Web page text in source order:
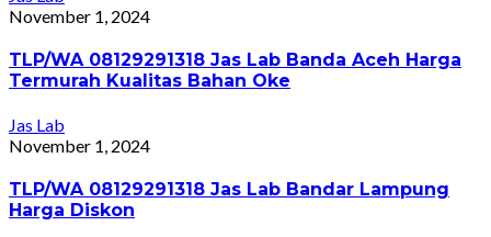
November 1, 2024
TLP/WA 08129291318 Jas Lab Banda Aceh Harga
Termurah Kualitas Bahan Oke
Jas Lab
November 1, 2024
TLP/WA 08129291318 Jas Lab Bandar Lampung
Harga Diskon